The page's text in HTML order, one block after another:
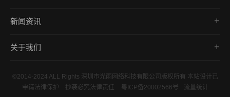
移动端网站建设
外贸网站
商城网站
新闻资讯
关于我们
©2014-2024 ALL Rights 深圳市光雨网络科技有限公司版权所有 本站设计已
申请法律保护 抄袭必究法律责任
粤ICP备20002566号 流量统计